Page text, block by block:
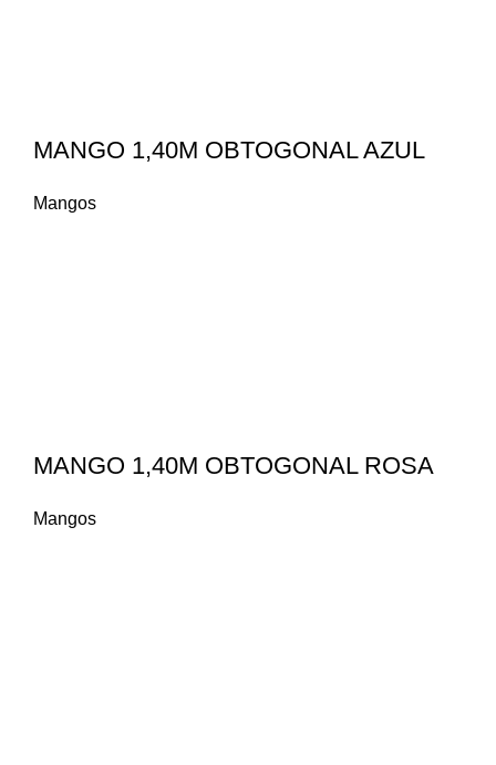
MANGO 1,40M OBTOGONAL AZUL
Mangos
MANGO 1,40M OBTOGONAL ROSA
Mangos